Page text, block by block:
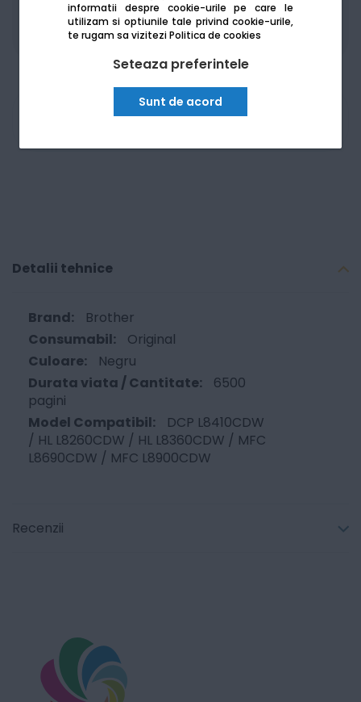
informatii despre cookie-urile pe care le
utilizam si optiunile tale privind cookie-urile,
te rugam sa viziteziPolitica de cookies
Seteaza preferintele
Sunt de acord
achizitii publiceSEAP/SICAP
Am nevoie de ajutor
Detalii tehnice
Brother
Original
Negru
6500
pagini
DCP L8410CDW
/ HL L8260CDW / HL L8360CDW / MFC
L8690CDW / MFC L8900CDW
Recenzii